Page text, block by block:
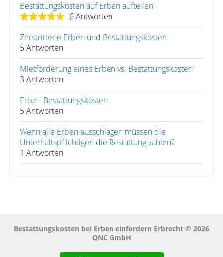
Bestattungskosten auf Erben aufteilen
6 Antworten
Zerstrittene Erben und Bestattungskosten
5 Antworten
Mietforderung eines Erben vs. Bestattungskosten
3 Antworten
Erbe - Bestattungskosten
5 Antworten
Wenn alle Erben ausschlagen müssen die
Unterhaltspflichtigen die Bestattung zahlen?
1 Antworten
Bestattungskosten bei Erben einfordern Erbrecht © 2026
QNC GmbH